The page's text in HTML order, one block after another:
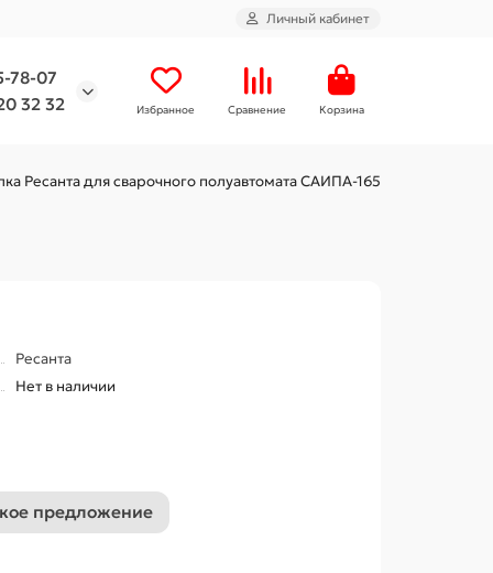
Личный кабинет
78-07
32 32
Избранное Сравнение Корзина
Ресанта для сварочного полуавтомата САИПА-165
Ресанта
Нет в наличии
предложение